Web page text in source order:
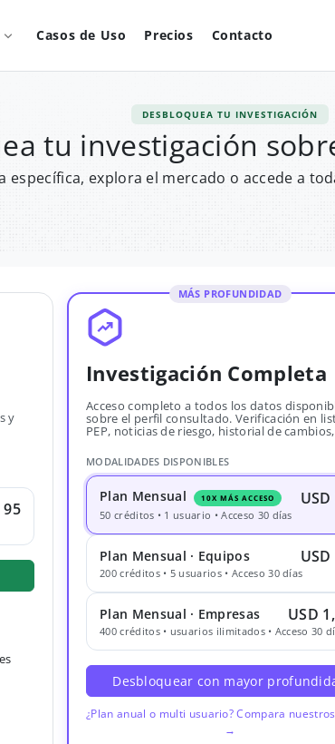
Casos de Uso Precios Contacto
DESBLOQUEA TU INVESTIGACIÓN
tu investigación
específica, explora el mercado o accede a
y
95
MÁS PROFUNDIDAD
Investigación Completa
Acceso completo a todos los datos
sobre el perfil consultado. Verificación en
PEP, noticias de riesgo, historial de
MODALIDADES DISPONIBLES
Plan Mensual 10X MÁS ACCESO
50 créditos • 1 usuario • Acceso 30 días
Plan Mensual · Equipos
200 créditos • 5 usuarios • Acceso 30 días
Plan Mensual · Empresas USD
400 créditos • usuarios ilimitados • Acceso 30
Desbloquear con mayor
¿Plan anual o multi usuario? Compara
→